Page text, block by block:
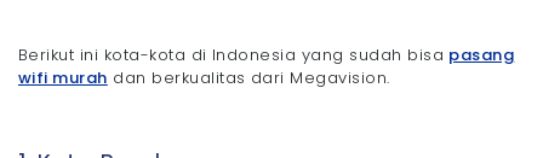
Berikut ini kota-kota di Indonesia yang sudah bisa pasang
wifi murah dan berkualitas dari Megavision.